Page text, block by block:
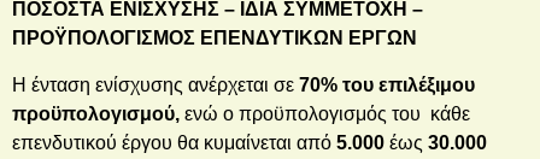
ΠΟΣΟΣΤΑ ΕΝΙΣΧΥΣΗΣ – ΙΔΙΑ ΣΥΜΜΕΤΟΧΗ –
ΠΡΟΫΠΟΛΟΓΙΣΜΟΣ ΕΠΕΝΔΥΤΙΚΩΝ ΕΡΓΩΝ
Η ένταση ενίσχυσης ανέρχεται σε 70% του επιλέξιμου
προϋπολογισμού, ενώ ο προϋπολογισμός του κάθε
επενδυτικού έργου θα κυμαίνεται από 5.000 έως 30.000